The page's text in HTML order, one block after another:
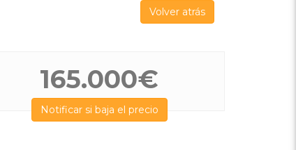
Volver atrás
165.000€
Notificar si baja el precio